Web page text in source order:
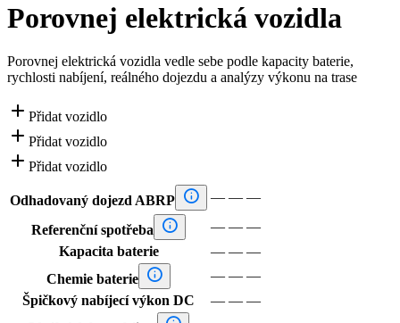
Porovnej elektrická vozidla
Porovnej elektrická vozidla vedle sebe podle kapacity baterie,
rychlosti nabíjení, reálného dojezdu a analýzy výkonu na trase
 Přidat vozidlo
 Přidat vozidlo
 Přidat vozidlo
Odhadovaný dojezd ABRP  — — —
Referenční spotřeba  — — —
Kapacita baterie
— — —
Chemie baterie  — — —
Špičkový nabíjecí výkon DC
— — —